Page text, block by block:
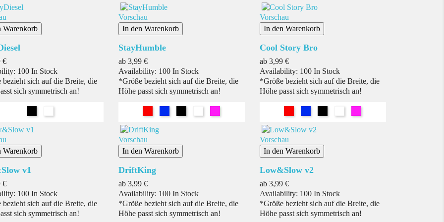
Warenkorb
€
100 In Stock
bezieht sich auf die Breite, die
sich symmetrisch an!
Vorschau
In den Warenkorb
StayHumble
ab Preis
3,99 €
Availability: 100 In Stock
*Größe bezieht sich auf die Breite, die
Höhe passt sich symmetrisch an!
Vorschau
In den Warenkorb
Cool Story Bro
ab Preis
3,99 €
Availability: 100 In Stock
*Größe bezieht sich auf die Breite, die
Höhe passt sich symmetrisch an!
Warenkorb
v1
€
100 In Stock
bezieht sich auf die Breite, die
sich symmetrisch an!
Vorschau
In den Warenkorb
DriftKing
ab Preis
3,99 €
Availability: 100 In Stock
*Größe bezieht sich auf die Breite, die
Höhe passt sich symmetrisch an!
Vorschau
In den Warenkorb
Low&Slow v2
ab Preis
3,99 €
Availability: 100 In Stock
*Größe bezieht sich auf die Breite, die
Höhe passt sich symmetrisch an!